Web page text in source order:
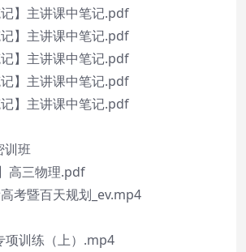
】主讲课中笔记.pdf
】主讲课中笔记.pdf
】主讲课中笔记.pdf
】主讲课中笔记.pdf
】主讲课中笔记.pdf
训班
高三物理.pdf
考暨百天规划_ev.mp4
项训练（上）.mp4